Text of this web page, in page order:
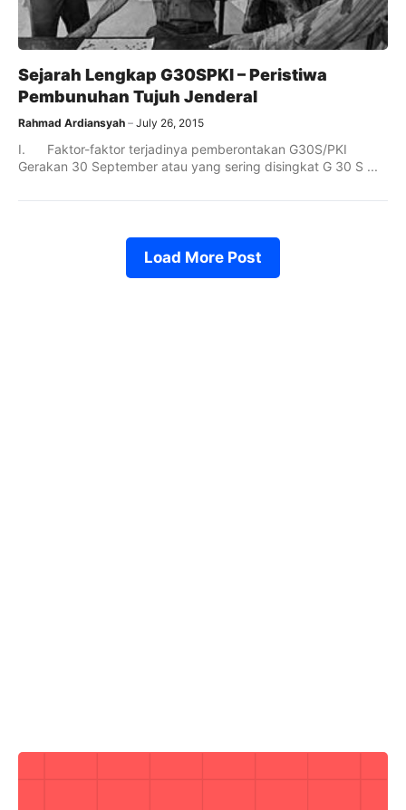
Sejarah Lengkap G30SPKI – Peristiwa
Pembunuhan Tujuh Jenderal
Rahmad Ardiansyah July 26, 2015
I. Faktor-faktor terjadinya pemberontakan G30S/PKI
Gerakan 30 September atau yang sering disingkat G 30 S ...
Load More Post